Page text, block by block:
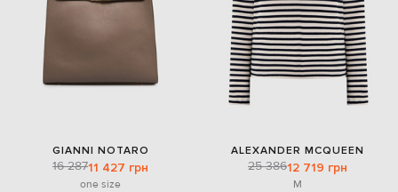
GIANNI NOTARO
16 28711 427 грн
one size
ALEXANDER MCQUEEN
25 38612 719 грн
M